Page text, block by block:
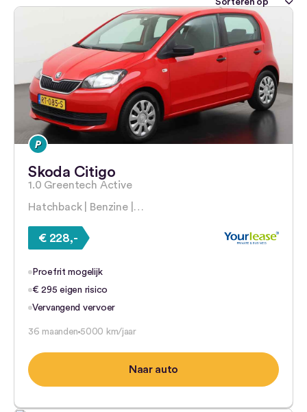
Skoda Citigo
1.0 Greentech Active
Hatchback | Benzine |…
€ 228,-
Proefrit mogelijk
€ 295 eigen risico
Vervangend vervoer
36 maanden 5000 km/jaar
Naar auto